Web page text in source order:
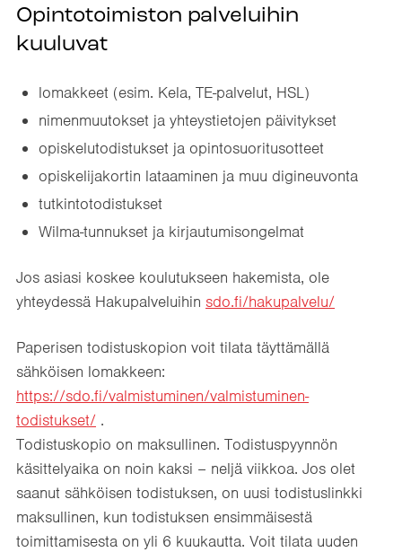
Opintotoimiston palveluihin
kuuluvat
lomakkeet (esim. Kela, TE-palvelut, HSL)
nimenmuutokset ja yhteystietojen päivitykset
opiskelutodistukset ja opintosuoritusotteet
opiskelijakortin lataaminen ja muu digineuvonta
tutkintotodistukset
Wilma-tunnukset ja kirjautumisongelmat
Jos asiasi koskee koulutukseen hakemista, ole
yhteydessä Hakupalveluihin sdo.fi/hakupalvelu/
Paperisen todistuskopion voit tilata täyttämällä
sähköisen lomakkeen:
https://sdo.fi/valmistuminen/valmistuminen-
todistukset/ .
Todistuskopio on maksullinen. Todistuspyynnön
käsittelyaika on noin kaksi – neljä viikkoa. Jos olet
saanut sähköisen todistuksen, on uusi todistuslinkki
maksullinen, kun todistuksen ensimmäisestä
toimittamisesta on yli 6 kuukautta. Voit tilata uuden